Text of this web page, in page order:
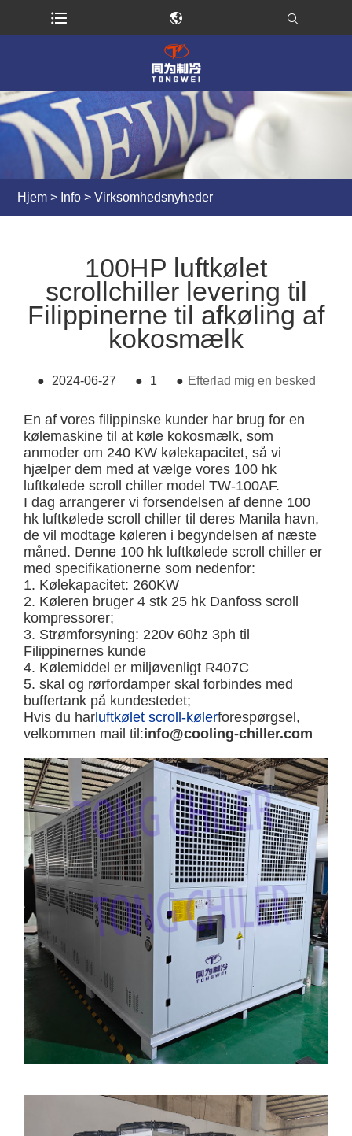
Hjem > Info >Virksomhedsnyheder
100HP luftkølet
scrollchiller levering til
Filippinerne til afkøling af
kokosmælk
● 2024-06-27 ● 1 ● Efterlad mig en besked
En af vores filippinske kunder har brug for en
kølemaskine til at køle kokosmælk, som
anmoder om 240 KW kølekapacitet, så vi
hjælper dem med at vælge vores 100 hk
luftkølede scroll chiller model TW-100AF.
I dag arrangerer vi forsendelsen af ​​denne 100
hk luftkølede scroll chiller til deres Manila havn,
de vil modtage køleren i begyndelsen af ​​næste
måned. Denne 100 hk luftkølede scroll chiller er
med specifikationerne som nedenfor:
1. Kølekapacitet: 260KW
2. Køleren bruger 4 stk 25 hk Danfoss scroll
kompressorer;
3. Strømforsyning: 220v 60hz 3ph til
Filippinernes kunde
4. Kølemiddel er miljøvenligt R407C
5. skal og rørfordamper skal forbindes med
buffertank på kundestedet;
Hvis du har luftkølet scroll-kølerforespørgsel,
velkommen mail til:info@cooling-chiller.com